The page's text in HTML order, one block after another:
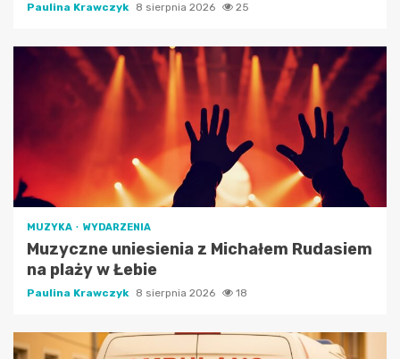
Paulina Krawczyk 8 sierpnia 2026 25
MUZYKA WYDARZENIA
Muzyczne uniesienia z Michałem Rudasiem
na plaży w Łebie
Paulina Krawczyk 8 sierpnia 2026 18